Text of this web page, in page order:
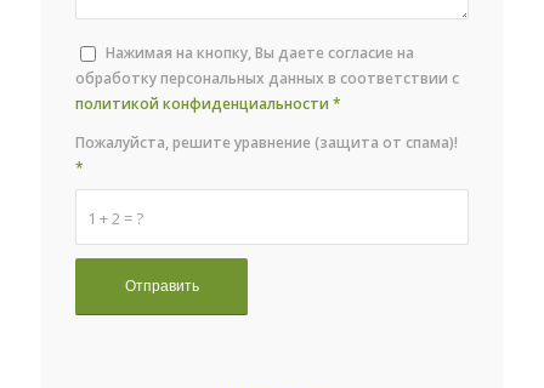
Нажимая на кнопку, Вы даете согласие на
обработку персональных данных в соответствии с
политикой конфиденциальности *
1 + 2 = ?
Пожалуйста, решите уравнение (защита от спама)!
*